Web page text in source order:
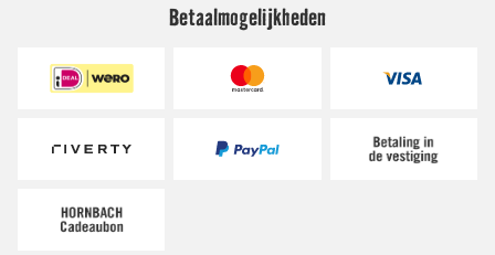
Betaalmogelijkheden